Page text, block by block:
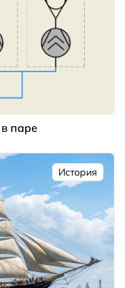
паре
История